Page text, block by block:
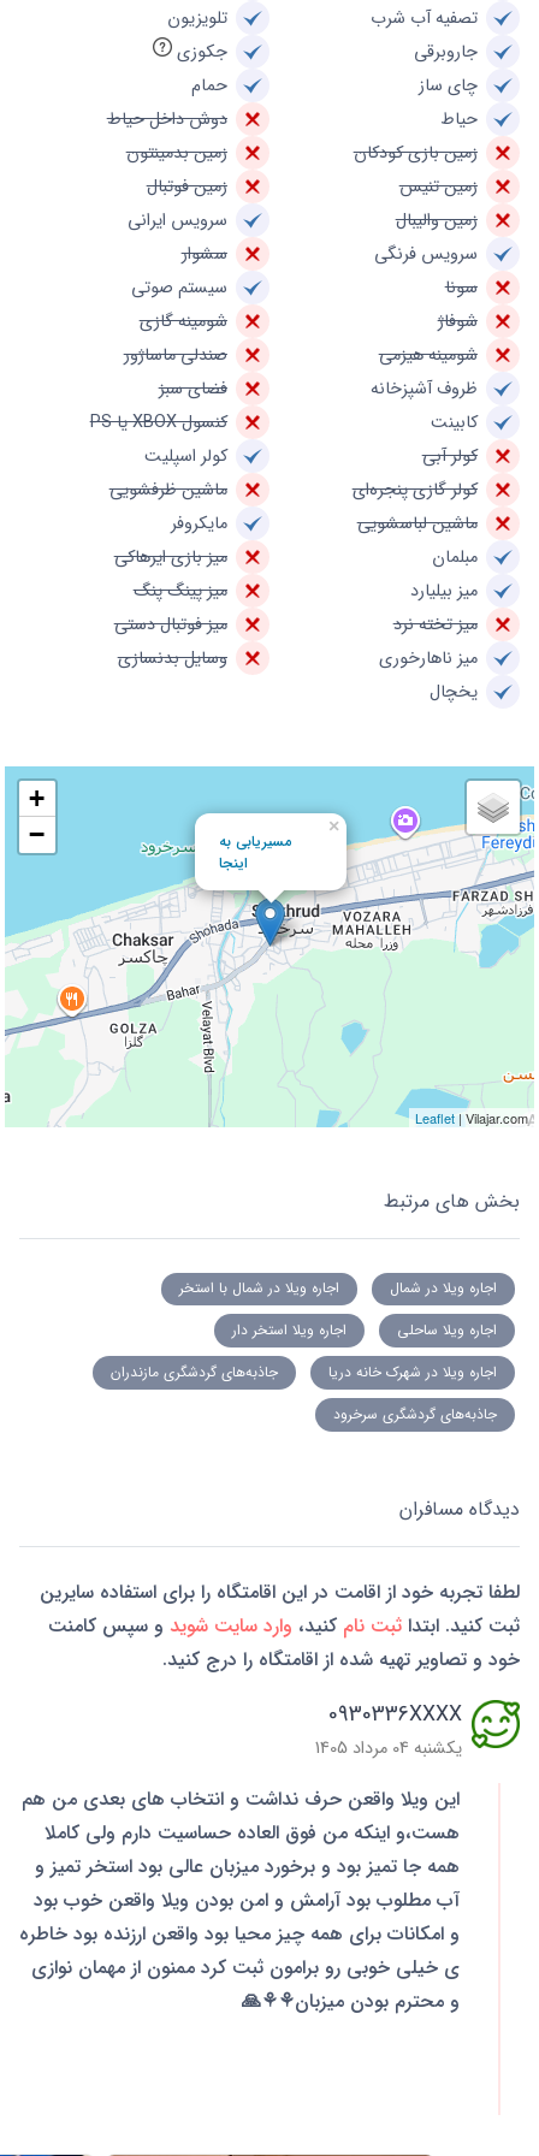
تصفیه آب شرب
تلویزیون
جاروبرقی
جکوزی
چای ساز
حمام
حیاط
دوش داخل حیاط
زمین بازی کودکان
زمین بدمینتون
زمین تنیس
زمین فوتبال
زمین والیبال
سرویس ایرانی
سرویس فرنگی
سشوار
سونا
سیستم صوتی
شوفاژ
شومینه گازی
شومینه هیزمی
صندلی ماساژور
ظروف آشپزخانه
فضای سبز
کابینت
کنسول XBOX یا PS
کولر آبی
کولر اسپلیت
کولر گازی پنجره‌ای
ماشین ظرفشویی
ماشین لباسشویی
مایکروفر
مبلمان
میز بازی ایرهاکی
میز بیلیارد
میز پینگ پنگ
میز تخته نرد
میز فوتبال دستی
میز ناهارخوری
وسایل بدنسازی
یخچال
مسیریابی به
اینجا
×
+
−
Leaflet | Vilajar.com
بخش های مرتبط
اجاره ویلا در شمال
اجاره ویلا در شمال با استخر
اجاره ویلا ساحلی
اجاره ویلا استخر دار
اجاره ویلا در شهرک خانه دریا
جاذبه‌های گردشگری مازندران
جاذبه‌های گردشگری سرخرود
دیدگاه مسافران
لطفا تجربه خود از اقامت در این اقامتگاه را برای استفاده سایرین
ثبت کنید. ابتدا ثبت نام کنید، وارد سایت شوید و سپس کامنت
خود و تصاویر تهیه شده از اقامتگاه را درج کنید.
0930336XXXX
یکشنبه 04 مرداد 1405
این ویلا واقعن حرف نداشت و انتخاب های بعدی من هم
هست،و اینکه من فوق العاده حساسیت دارم ولی کاملا
همه جا تمیز بود و برخورد میزبان عالی بود استخر تمیز و
آب مطلوب بود آرامش و امن بودن ویلا واقعن خوب بود
و امکانات برای همه چیز محیا بود واقعن ارزنده بود خاطره
ی خیلی خوبی رو برامون ثبت کرد ممنون از مهمان نوازی
و محترم بودن میزبان⚘️⚘️🙏